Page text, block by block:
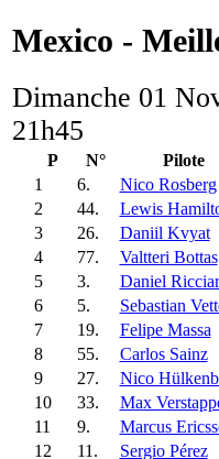
Mexico -
Dimanche 01
21h45
P N° Pilote
1
6. Nico Rosberg
2
44. Lewis
3
26. Daniil Kvyat
4
77. Valtteri Bottas
5
3. Daniel
6
5. Sebastian
7
19. Felipe Massa
8
55. Carlos Sainz
9
27. Nico
10
33. Max
11
9. Marcus
12
11. Sergio Pérez